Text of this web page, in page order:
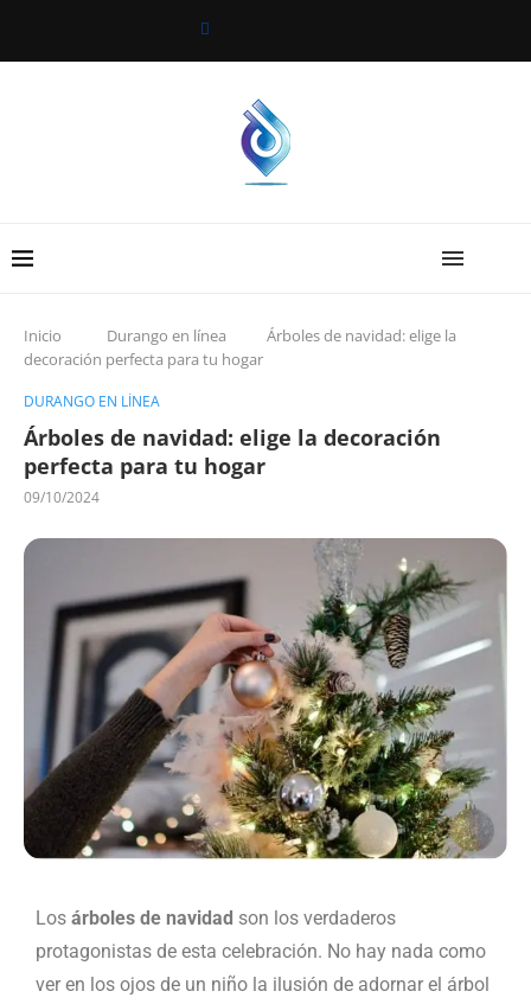
Inicio Durango en línea
Árboles de navidad: elige la
decoración perfecta para tu hogar
DURANGO EN LÍNEA
Árboles de navidad: elige la decoración
perfecta para tu hogar
09/10/2024
Los árboles de navidad son los verdaderos
protagonistas de esta celebración. No hay nada como
ver en los ojos de un niño la ilusión de adornar el árbol